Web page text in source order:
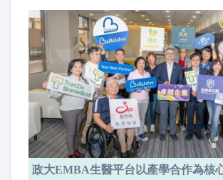
政大EMBA生醫平台以產學合作為核